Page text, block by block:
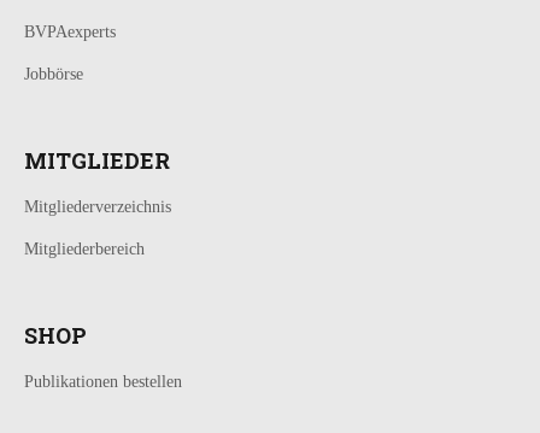
BVPAexperts
Jobbörse
MITGLIEDER
Mitgliederverzeichnis
Mitgliederbereich
SHOP
Publikationen bestellen